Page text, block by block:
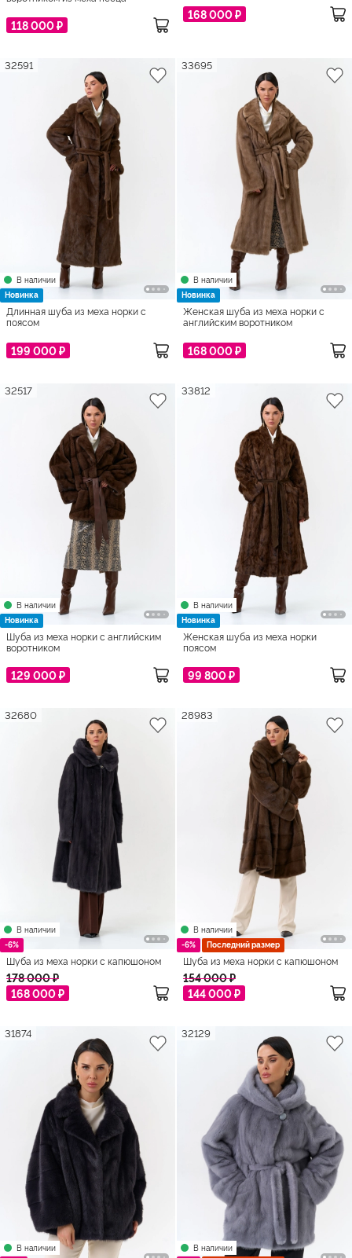
118 000 ₽
168 000 ₽
В наличии
Новинка
32591
Длинная шуба из меха норки с
поясом
199 000 ₽
В наличии
Новинка
33695
Женская шуба из меха норки с
английским воротником
168 000 ₽
В наличии
Новинка
32517
Шуба из меха норки с английским
воротником
129 000 ₽
В наличии
Новинка
33812
Женская шуба из меха норки
поясом
99 800 ₽
В наличии
-6%
32680
Шуба из меха норки с капюшоном
178 000 ₽
168 000 ₽
В наличии
-6%
Последний размер
28983
Шуба из меха норки с капюшоном
154 000 ₽
144 000 ₽
В наличии
31874
В наличии
32129